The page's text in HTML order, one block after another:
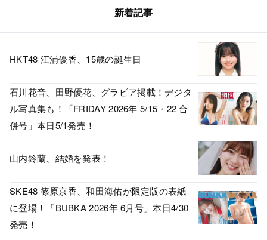
新着記事
HKT48 江浦優香、15歳の誕生日
石川花音、田野優花、グラビア掲載！デジタ
ル写真集も！「FRIDAY 2026年 5/15・22 合
併号」本日5/1発売！
山内鈴蘭、結婚を発表！
SKE48 篠原京香、和田海佑が限定版の表紙
に登場！「BUBKA 2026年 6月号」本日4/30
発売！